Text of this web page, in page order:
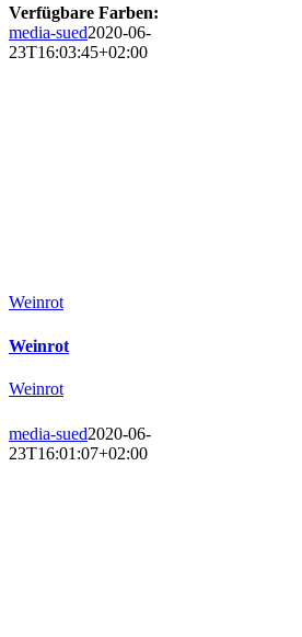
Verfügbare Farben:
media-sued2020-06-
23T16:03:45+02:00
Weinrot
Weinrot
Weinrot
media-sued2020-06-
23T16:01:07+02:00